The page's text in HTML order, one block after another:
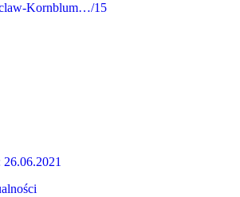
Kornblum…/15
26.06.2021